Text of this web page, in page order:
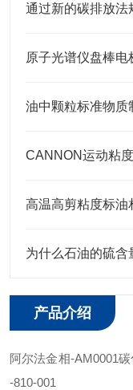
通过新的碳排放法
原子光谱仪盘棒
油中颗粒标准物质
CANNON运动粘
为什么石油的硫含
产品介绍
阿尔法金相-AM0001碳
-810-001